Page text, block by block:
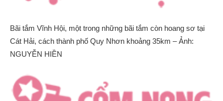
Bãi tắm Vĩnh Hội, một trong những bãi tắm còn hoang sơ tại
Cát Hải, cách thành phố Quy Nhơn khoảng 35km – Ảnh:
NGUYỄN HIỀN